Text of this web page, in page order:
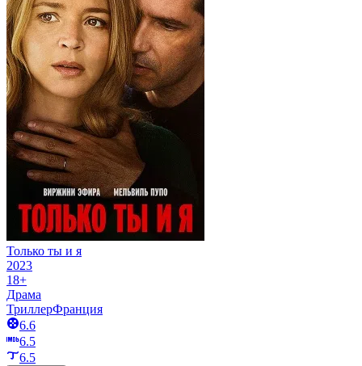
Только ты и я
2023
18+
Драма
ТриллерФранция
6.6
6.5
6.5